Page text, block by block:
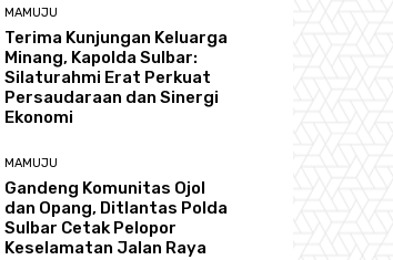
MAMUJU
Terima Kunjungan Keluarga
Minang, Kapolda Sulbar:
Silaturahmi Erat Perkuat
Persaudaraan dan Sinergi
Ekonomi
MAMUJU
Gandeng Komunitas Ojol
dan Opang, Ditlantas Polda
Sulbar Cetak Pelopor
Keselamatan Jalan Raya